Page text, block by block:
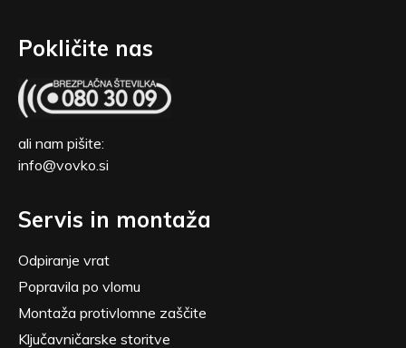
Pokličite nas
ali nam pišite:
info@vovko.si
Servis in montaža
Odpiranje vrat
Popravila po vlomu
Montaža protivlomne zaščite
Ključavničarske storitve